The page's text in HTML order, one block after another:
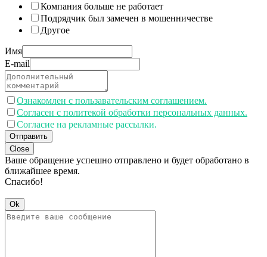
Компания больше не работает
Подрядчик был замечен в мошенничестве
Другое
Имя
E-mail
Ознакомлен с пользавательским соглашением.
Согласен с политекой обработки персональных данных.
Согласие на рекламные рассылки.
Отправить
Close
Ваше обращение успешно отправлено и будет обработано в
ближайшее время.
Спасибо!
Ok